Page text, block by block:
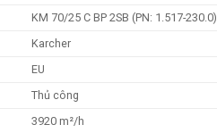
KM 70/25 C BP 2SB (PN: 1.517-230.0)
Karcher
EU
Thủ công
3920 m²/h